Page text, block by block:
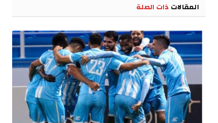
المقالات ذات الصلة